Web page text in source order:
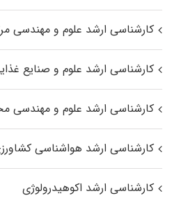
کارشناسی ارشد علوم و مهندسی
کارشناسی ارشد علوم و صنایع
کارشناسی ارشد علوم و مهندسی
کارشناسی ارشد هواشناسی
کارشناسی ارشد اکوهیدرولوژی